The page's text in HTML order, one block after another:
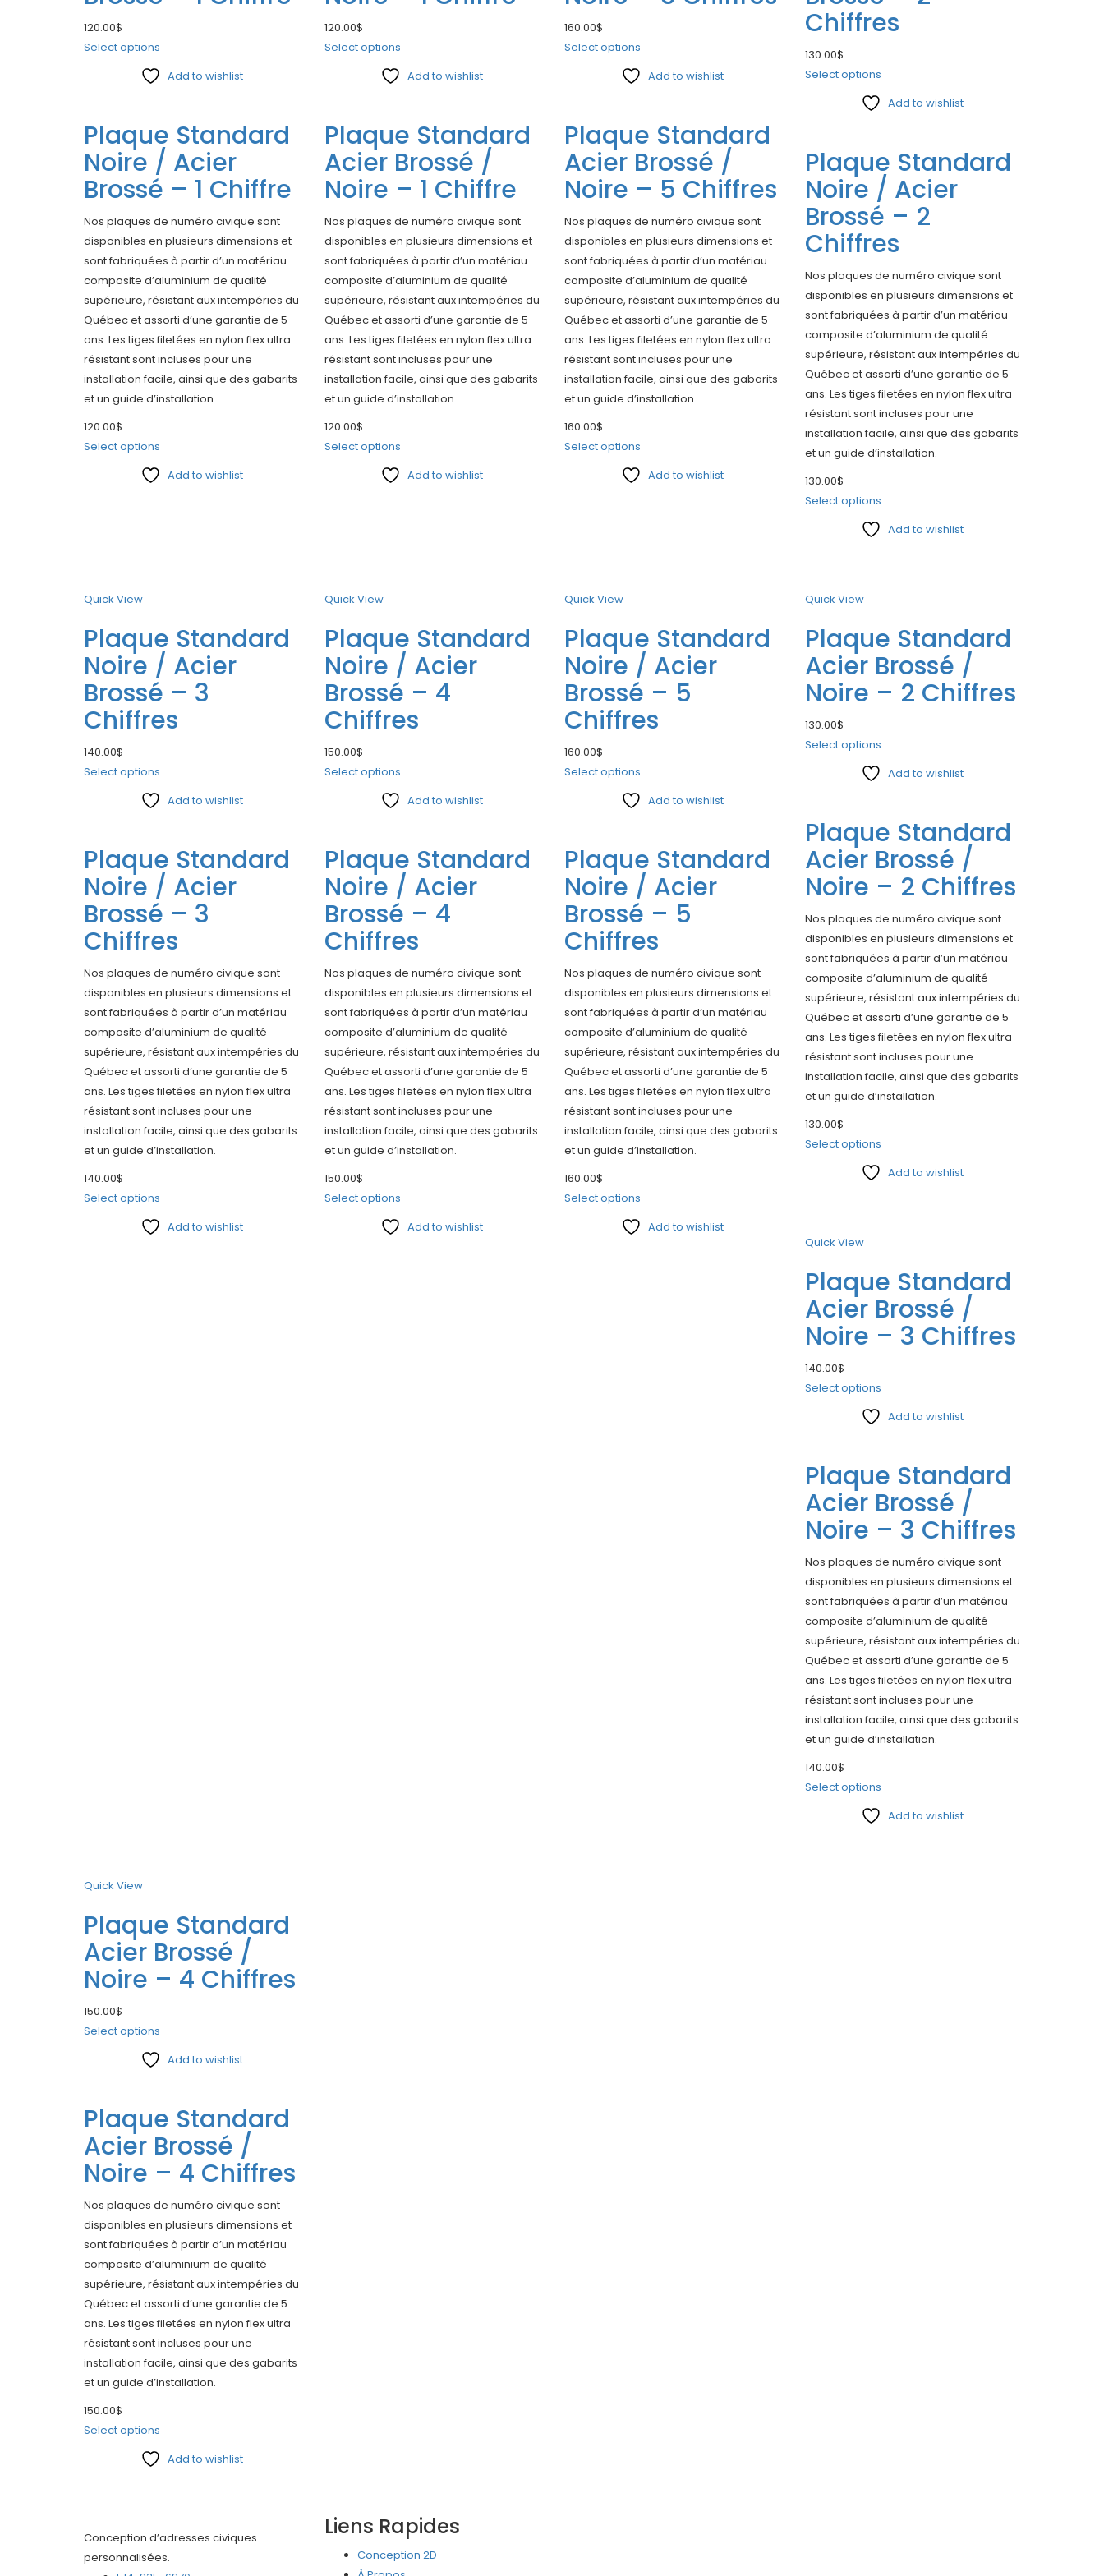
120.00$
Select options
Add to wishlist
Plaque Standard
Noire / Acier
Brossé – 1 Chiffre
Nos plaques de numéro civique sont
disponibles en plusieurs dimensions et
sont fabriquées à partir d’un matériau
composite d’aluminium de qualité
supérieure, résistant aux intempéries du
Québec et assorti d’une garantie de 5
ans. Les tiges filetées en nylon flex ultra
résistant sont incluses pour une
installation facile, ainsi que des gabarits
et un guide d’installation.
120.00$
Select options
Add to wishlist
120.00$
Select options
Add to wishlist
Plaque Standard
Acier Brossé /
Noire – 1 Chiffre
Nos plaques de numéro civique sont
disponibles en plusieurs dimensions et
sont fabriquées à partir d’un matériau
composite d’aluminium de qualité
supérieure, résistant aux intempéries du
Québec et assorti d’une garantie de 5
ans. Les tiges filetées en nylon flex ultra
résistant sont incluses pour une
installation facile, ainsi que des gabarits
et un guide d’installation.
120.00$
Select options
Add to wishlist
160.00$
Select options
Add to wishlist
Plaque Standard
Acier Brossé /
Noire – 5 Chiffres
Nos plaques de numéro civique sont
disponibles en plusieurs dimensions et
sont fabriquées à partir d’un matériau
composite d’aluminium de qualité
supérieure, résistant aux intempéries du
Québec et assorti d’une garantie de 5
ans. Les tiges filetées en nylon flex ultra
résistant sont incluses pour une
installation facile, ainsi que des gabarits
et un guide d’installation.
160.00$
Select options
Add to wishlist
Chiffres
130.00$
Select options
Add to wishlist
Plaque Standard
Noire / Acier
Brossé – 2
Chiffres
Nos plaques de numéro civique sont
disponibles en plusieurs dimensions et
sont fabriquées à partir d’un matériau
composite d’aluminium de qualité
supérieure, résistant aux intempéries du
Québec et assorti d’une garantie de 5
ans. Les tiges filetées en nylon flex ultra
résistant sont incluses pour une
installation facile, ainsi que des gabarits
et un guide d’installation.
130.00$
Select options
Add to wishlist
Quick View
Plaque Standard
Noire / Acier
Brossé – 3
Chiffres
140.00$
Select options
Add to wishlist
Plaque Standard
Noire / Acier
Brossé – 3
Chiffres
Nos plaques de numéro civique sont
disponibles en plusieurs dimensions et
sont fabriquées à partir d’un matériau
composite d’aluminium de qualité
supérieure, résistant aux intempéries du
Québec et assorti d’une garantie de 5
ans. Les tiges filetées en nylon flex ultra
résistant sont incluses pour une
installation facile, ainsi que des gabarits
et un guide d’installation.
140.00$
Select options
Add to wishlist
Quick View
Plaque Standard
Noire / Acier
Brossé – 4
Chiffres
150.00$
Select options
Add to wishlist
Plaque Standard
Noire / Acier
Brossé – 4
Chiffres
Nos plaques de numéro civique sont
disponibles en plusieurs dimensions et
sont fabriquées à partir d’un matériau
composite d’aluminium de qualité
supérieure, résistant aux intempéries du
Québec et assorti d’une garantie de 5
ans. Les tiges filetées en nylon flex ultra
résistant sont incluses pour une
installation facile, ainsi que des gabarits
et un guide d’installation.
150.00$
Select options
Add to wishlist
Quick View
Plaque Standard
Noire / Acier
Brossé – 5
Chiffres
160.00$
Select options
Add to wishlist
Plaque Standard
Noire / Acier
Brossé – 5
Chiffres
Nos plaques de numéro civique sont
disponibles en plusieurs dimensions et
sont fabriquées à partir d’un matériau
composite d’aluminium de qualité
supérieure, résistant aux intempéries du
Québec et assorti d’une garantie de 5
ans. Les tiges filetées en nylon flex ultra
résistant sont incluses pour une
installation facile, ainsi que des gabarits
et un guide d’installation.
160.00$
Select options
Add to wishlist
Quick View
Plaque Standard
Acier Brossé /
Noire – 2 Chiffres
130.00$
Select options
Add to wishlist
Plaque Standard
Acier Brossé /
Noire – 2 Chiffres
Nos plaques de numéro civique sont
disponibles en plusieurs dimensions et
sont fabriquées à partir d’un matériau
composite d’aluminium de qualité
supérieure, résistant aux intempéries du
Québec et assorti d’une garantie de 5
ans. Les tiges filetées en nylon flex ultra
résistant sont incluses pour une
installation facile, ainsi que des gabarits
et un guide d’installation.
130.00$
Select options
Add to wishlist
Quick View
Plaque Standard
Acier Brossé /
Noire – 3 Chiffres
140.00$
Select options
Add to wishlist
Plaque Standard
Acier Brossé /
Noire – 3 Chiffres
Nos plaques de numéro civique sont
disponibles en plusieurs dimensions et
sont fabriquées à partir d’un matériau
composite d’aluminium de qualité
supérieure, résistant aux intempéries du
Québec et assorti d’une garantie de 5
ans. Les tiges filetées en nylon flex ultra
résistant sont incluses pour une
installation facile, ainsi que des gabarits
et un guide d’installation.
140.00$
Select options
Add to wishlist
Quick View
Plaque Standard
Acier Brossé /
Noire – 4 Chiffres
150.00$
Select options
Add to wishlist
Plaque Standard
Acier Brossé /
Noire – 4 Chiffres
Nos plaques de numéro civique sont
disponibles en plusieurs dimensions et
sont fabriquées à partir d’un matériau
composite d’aluminium de qualité
supérieure, résistant aux intempéries du
Québec et assorti d’une garantie de 5
ans. Les tiges filetées en nylon flex ultra
résistant sont incluses pour une
installation facile, ainsi que des gabarits
et un guide d’installation.
150.00$
Select options
Add to wishlist
Conception d’adresses civiques
personnalisées.
Liens Rapides
Conception 2D